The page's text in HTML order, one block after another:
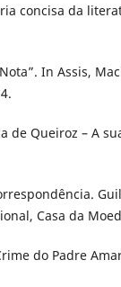
concisa da
In Assis,
de Queiroz – A
Casa da
do Padre